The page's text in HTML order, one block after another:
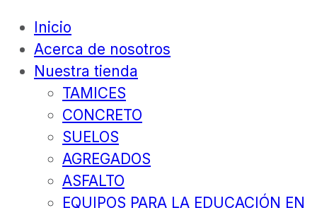
Inicio
Acerca de nosotros
Nuestra tienda
TAMICES
CONCRETO
SUELOS
AGREGADOS
ASFALTO
EQUIPOS PARA LA EDUCACIÓN EN